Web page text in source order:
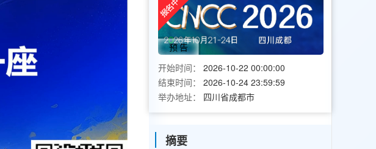
预告
开始时间：
2026-10-22 00:00:00
结束时间：
2026-10-24 23:59:59
举办地址：
四川省成都市
摘要